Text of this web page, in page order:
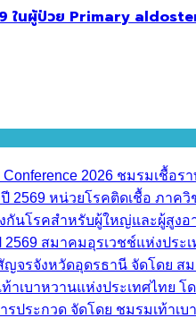
ในผู้ป่วย Primary
Conference 2026 ชมรมเชื้อ
2569 หน่วยโรคติดเชื้อ ภา
นโรคสำหรับผู้ใหญ่และผู้สูงอ
สมาคมอุรเวชช์แห่งประ
ญจรจังหวัดอุดรธานี จัดโดย ส
าเบาหวานแห่งประเทศไทย โ
รประกวด จัดโดย ชมรมเท้าเบ